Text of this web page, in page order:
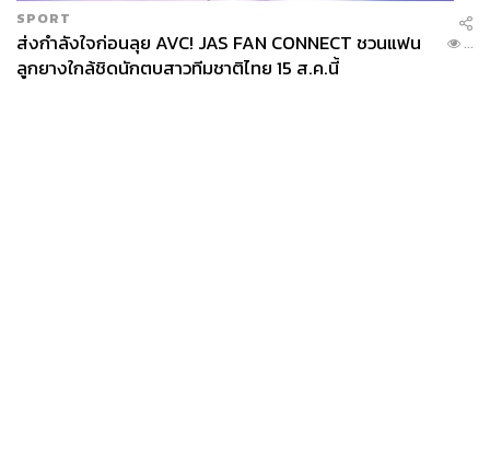
SPORT
ส่งกำลังใจก่อนลุย AVC! JAS FAN CONNECT ชวนแฟน
ลูกยางใกล้ชิดนักตบสาวทีมชาติไทย 15 ส.ค.นี้
...